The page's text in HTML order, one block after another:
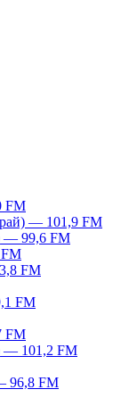
FM
— 101,9 FM
— 99,6 FM
FM
FM
FM
— 101,2 FM
96,8 FM